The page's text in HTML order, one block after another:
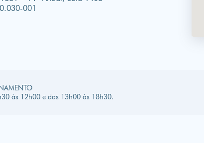
001
às 12h00 e das 13h00 às 18h30.